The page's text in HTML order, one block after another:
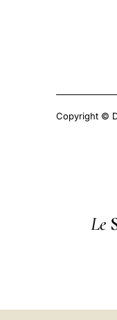
Copyright ©
Le